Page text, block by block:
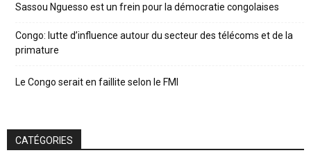
Sassou Nguesso est un frein pour la démocratie congolaises
Congo: lutte d’influence autour du secteur des télécoms et de la
primature
Le Congo serait en faillite selon le FMI
CATÉGORIES